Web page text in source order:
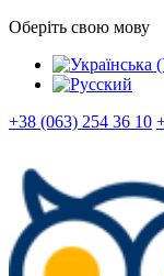
Оберіть свою мову
+38 (063) 254 36 10